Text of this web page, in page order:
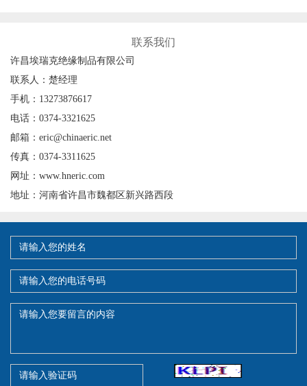
联系我们
许昌埃瑞克绝缘制品有限公司
联系人：楚经理
手机：13273876617
电话：0374-3321625
邮箱：eric@chinaeric.net
传真：0374-3311625
网址：www.hneric.com
地址：河南省许昌市魏都区新兴路西段